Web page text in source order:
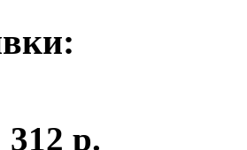
312 р.